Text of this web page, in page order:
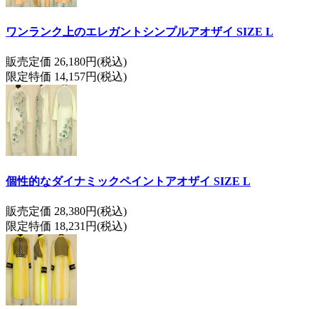
ワンランク上のエレガントシンプルアオザイ SIZE L
販売定価 26,180円(税込)
限定特価 14,157円(税込)
個性的なダイナミックペイントアオザイ SIZE L
販売定価 28,380円(税込)
限定特価 18,231円(税込)